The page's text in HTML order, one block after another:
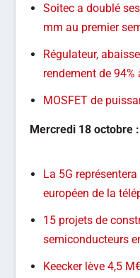
Soitec a doublé
mm au premier
Régulateur,
rendement de
MOSFET de
Mercredi 18 octobre :
La 5G
européen de la
15 projets de
semiconducteurs
Keecker lève 4,5